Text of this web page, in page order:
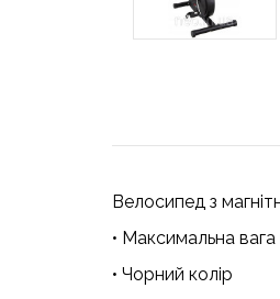
Велосипед з
• Максимальна
• Чорний колір